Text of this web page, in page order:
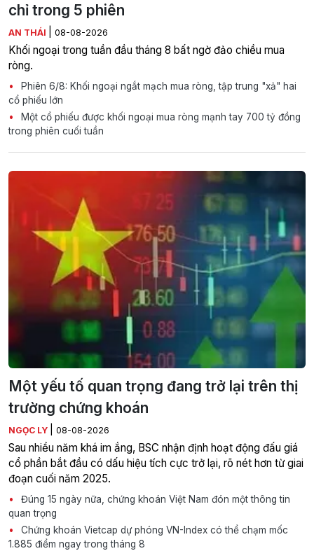
chỉ trong 5 phiên
AN THÁI 08-08-2026
Khối ngoại trong tuần đầu tháng 8 bất ngờ đảo chiều mua
ròng.
Phiên 6/8: Khối ngoại ngắt mạch mua ròng, tập trung "xả" hai
cổ phiếu lớn
Một cổ phiếu được khối ngoại mua ròng mạnh tay 700 tỷ đồng
trong phiên cuối tuần
Một yếu tố quan trọng đang trở lại trên thị
trường chứng khoán
NGỌC LY 08-08-2026
Sau nhiều năm khá im ắng, BSC nhận định hoạt động đấu giá
cổ phần bắt đầu có dấu hiệu tích cực trở lại, rõ nét hơn từ giai
đoạn cuối năm 2025.
Đúng 15 ngày nữa, chứng khoán Việt Nam đón một thông tin
quan trọng
Chứng khoán Vietcap dự phóng VN-Index có thể chạm mốc
1.885 điểm ngay trong tháng 8